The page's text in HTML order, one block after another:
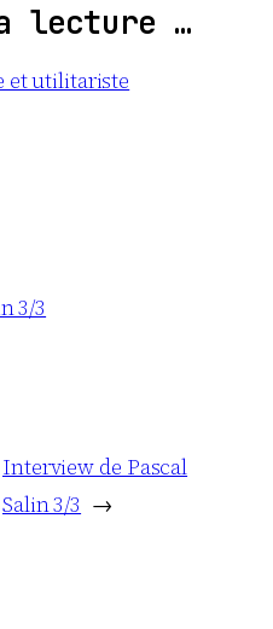
lecture …
et utilitariste
3/3
Interview de Pascal
Salin 3/3 →